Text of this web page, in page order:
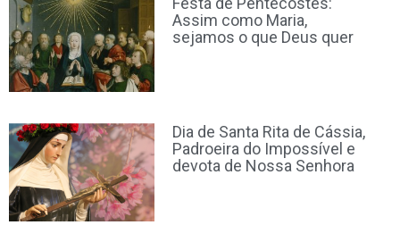
Assim como Maria,
sejamos o que Deus quer
Dia de Santa Rita de Cássia,
Padroeira do Impossível e
devota de Nossa Senhora